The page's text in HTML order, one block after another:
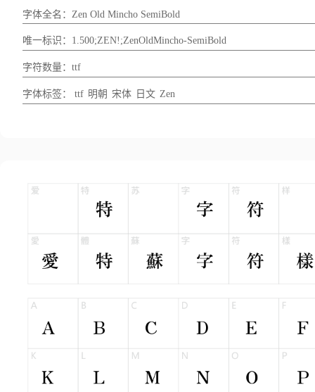
字体全名：Zen Old Mincho SemiBold
唯一标识：1.500;ZEN!;ZenOldMincho-SemiBold
字符数量：ttf
字体标签： ttf 明朝 宋体 日文 Zen